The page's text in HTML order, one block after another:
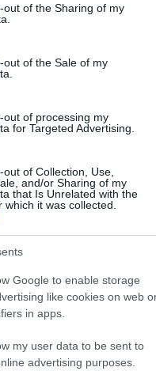
visit or usage behaviour. You
to Google and its third-
below specified purposes in
out of the Sharing of my
out of the Sale of my
out of processing my
for Targeted Advertising.
of Collection, Use,
and/or Sharing of my
that Is Unrelated with the
which it was collected.
Google to enable storage
like cookies on web
in apps.
my user data to be sent to
advertising purposes.
és